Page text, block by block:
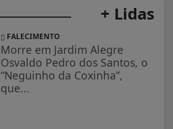
+ Lidas
FALECIMENTO
Morre em Jardim Alegre
Osvaldo Pedro dos Santos, o
“Neguinho da Coxinha”,
que...